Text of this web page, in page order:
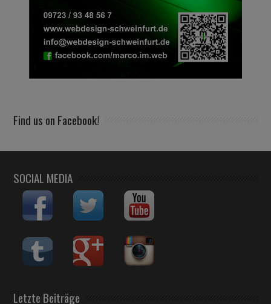
Find us on Facebook!
SOCIAL MEDIA
Letzte Beiträge